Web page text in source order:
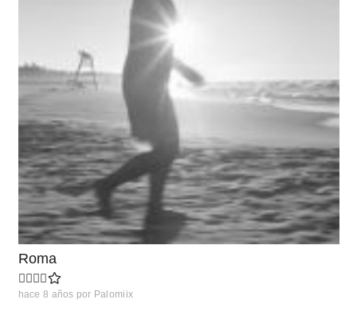
Roma
hace 8 años por Palomiix